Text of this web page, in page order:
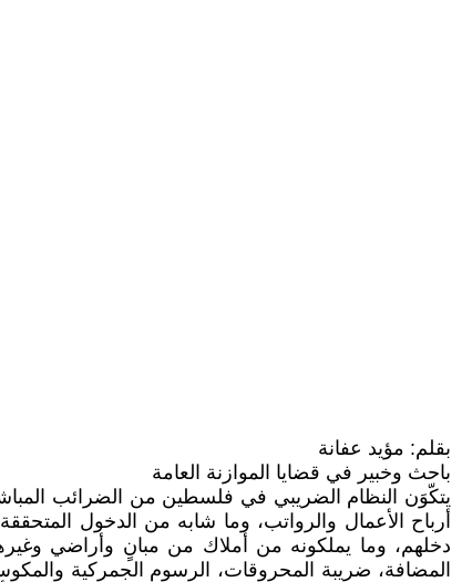
بقلم: مؤيد عفانة
باحث وخبير في قضايا الموازنة العامة
يتكّوَن النظام الضريبي في فلسطين من الضرائب
أرباح الأعمال والرواتب، وما شابه من الدخول
دخلهم، وما يملكونه من أملاك من مبانٍ وأراضي